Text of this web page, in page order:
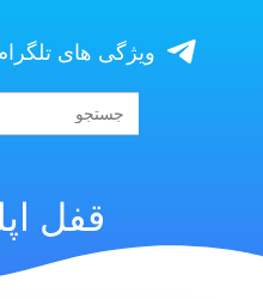
ویژگی های
جستجو
برای:
جستجو
قفل